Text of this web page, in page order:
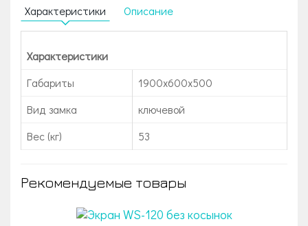
Характеристики Описание
Характеристики
Габариты
1900x600x500
Вид замка
ключевой
Вес (кг)
53
Рекомендуемые товары